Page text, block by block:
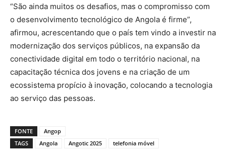
“São ainda muitos os desafios, mas o compromisso com
o desenvolvimento tecnológico de Angola é firme”,
afirmou, acrescentando que o país tem vindo a investir na
modernização dos serviços públicos, na expansão da
conectividade digital em todo o território nacional, na
capacitação técnica dos jovens e na criação de um
ecossistema propício à inovação, colocando a tecnologia
ao serviço das pessoas.
FONTE
Angop
TAGS
Angola Angotic 2025 telefonia móvel